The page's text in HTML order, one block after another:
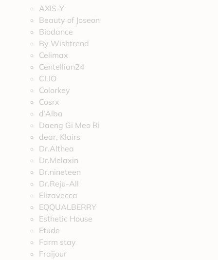
AXIS-Y
Beauty of Joseon
Biodance
By Wishtrend
Celimax
Centellian24
CLIO
Colorkey
Cosrx
d’Alba
Daeng Gi Meo Ri
dear, Klairs
Dr.Althea
Dr.Melaxin
Dr.nineteen
Dr.Reju-All
Elizavecca
EQQUALBERRY
Esthetic House
Etude
Farm stay
Fraijour